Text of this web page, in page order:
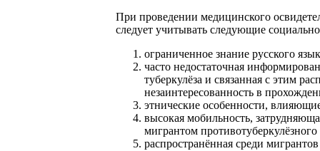
При проведении медицинского
следует учитывать следующие
ограниченное знание русского
часто недостаточная
туберкулёза и связанная с этим
незаинтересованность в
этнические особенности,
высокая мобильность,
мигрантом противотуберкулёзного
распространённая среди